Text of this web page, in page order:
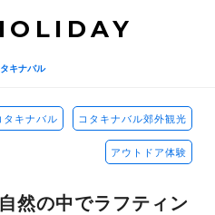
キナバル
タキナバル コタキナバル郊外観光
アウトドア体験
然の中でラフティン